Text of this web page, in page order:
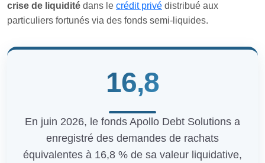
crise de liquidité dans le crédit privé distribué aux
particuliers fortunés via des fonds semi‑liquides.
16,8
En juin 2026, le fonds Apollo Debt Solutions a
enregistré des demandes de rachats
équivalentes à 16,8 % de sa valeur liquidative,